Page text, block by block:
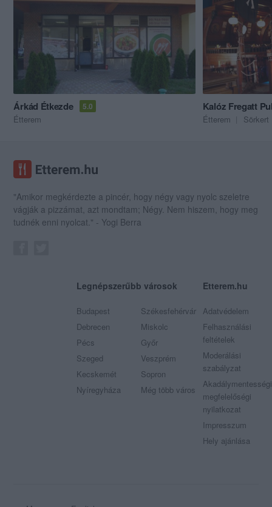
Árkád Étkezde 5.0
Étterem
Kalóz Fregatt
Étterem Sörkert
"Amikor megkérdezte a pincér, hogy négy vagy nyolc szeletre
vágják a pizzámat, azt mondtam; Négy. Nem hiszem, hogy meg
tudnék enni nyolcat." - Yogi Berra
Legnépszerűbb városok
Budapest
Debrecen
Pécs
Szeged
Kecskemét
Nyíregyháza
Székesfehérvár
Miskolc
Győr
Veszprém
Sopron
Még több város
Etterem.hu
Adatvédelem
Felhasználási
feltételek
Moderálási
szabályzat
Akadálymentességi
megfelelőségi
nyilatkozat
Impresszum
Hely ajánlása